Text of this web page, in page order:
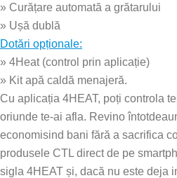
» Curățare automată a grătarului
» Ușă dublă
Dotări opționale:
» 4Heat (control prin aplicație)
» Kit apă caldă menajeră.
Cu aplicația 4HEAT, poți controla
oriunde te-ai afla. Revino
economisind bani fără a sacrifica
produsele CTL direct de pe
sigla 4HEAT și, dacă nu este deja